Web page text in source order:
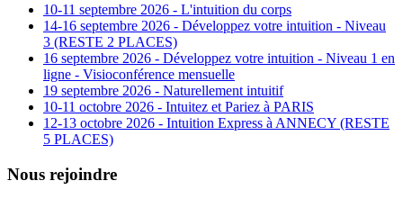
10-11 septembre 2026 - L'intuition du corps
14-16 septembre 2026 - Développez votre intuition - Niveau
3 (RESTE 2 PLACES)
16 septembre 2026 - Développez votre intuition - Niveau 1 en
ligne - Visioconférence mensuelle
19 septembre 2026 - Naturellement intuitif
10-11 octobre 2026 - Intuitez et Pariez à PARIS
12-13 octobre 2026 - Intuition Express à ANNECY (RESTE
5 PLACES)
Nous rejoindre